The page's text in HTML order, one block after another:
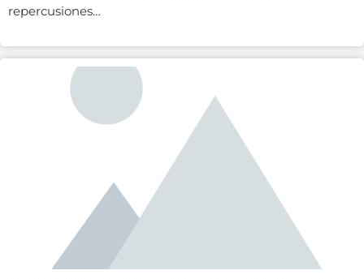
repercusiones…